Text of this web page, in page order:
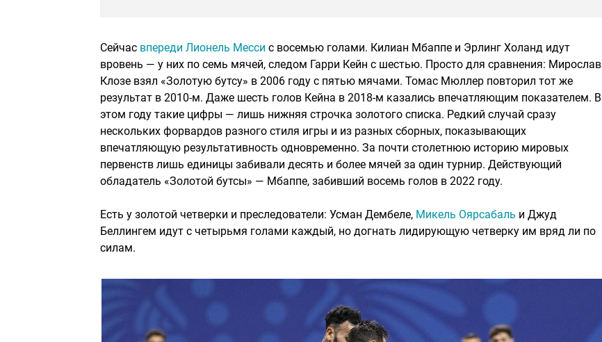
Сейчас впереди Лионель Месси с восемью голами. Килиан Мбаппе и Эрлинг Холанд идут
вровень — у них по семь мячей, следом Гарри Кейн с шестью. Просто для сравнения: Мирослав
Клозе взял «Золотую бутсу» в 2006 году с пятью мячами. Томас Мюллер повторил тот же
результат в 2010-м. Даже шесть голов Кейна в 2018-м казались впечатляющим показателем. В
этом году такие цифры — лишь нижняя строчка золотого списка. Редкий случай сразу
нескольких форвардов разного стиля игры и из разных сборных, показывающих
впечатляющую результативность одновременно. За почти столетнюю историю мировых
первенств лишь единицы забивали десять и более мячей за один турнир. Действующий
обладатель «Золотой бутсы» — Мбаппе, забивший восемь голов в 2022 году.
Есть у золотой четверки и преследователи: Усман Дембеле, Микель Оярсабаль и Джуд
Беллингем идут с четырьмя голами каждый, но догнать лидирующую четверку им вряд ли по
силам.